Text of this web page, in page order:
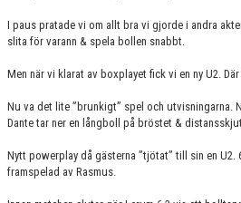
I paus pratade vi om allt bra vi gjorde i andra
slita för varann & spela bollen snabbt.
Men när vi klarat av boxplayet fick vi en ny U2.
Nu va det lite ”brunkigt” spel och utvisningarna.
Dante tar ner en långboll på bröstet &
Nytt powerplay då gästerna ”tjötat” till sin en
framspelad av Rasmus.